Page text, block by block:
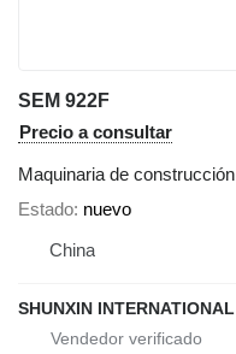
SEM 922F
Precio a consultar
Maquinaria de
Estado nuevo
China
SHUNXIN